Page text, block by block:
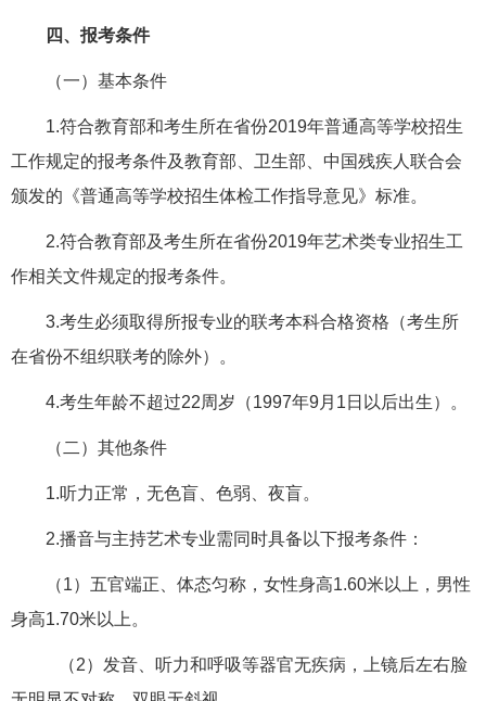
四、报考条件
（一）基本条件
1.符合教育部和考生所在省份2019年普通高等学校招生
工作规定的报考条件及教育部、卫生部、中国残疾人联合会
颁发的《普通高等学校招生体检工作指导意见》标准。
2.符合教育部及考生所在省份2019年艺术类专业招生工
作相关文件规定的报考条件。
3.考生必须取得所报专业的联考本科合格资格（考生所
在省份不组织联考的除外）。
4.考生年龄不超过22周岁（1997年9月1日以后出生）。
（二）其他条件
1.听力正常，无色盲、色弱、夜盲。
2.播音与主持艺术专业需同时具备以下报考条件：
（1）五官端正、体态匀称，女性身高1.60米以上，男性
身高1.70米以上。
（2）发音、听力和呼吸等器官无疾病，上镜后左右脸